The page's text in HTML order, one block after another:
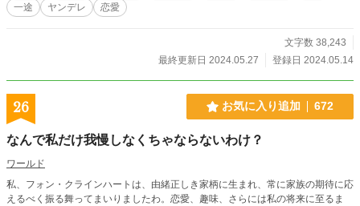
一途
ヤンデレ 恋愛
文字数 38,243
最終更新日 2024.05.27
登録日 2024.05.14
26 お気に入り追加 672
なんで私だけ我慢しなくちゃならないわけ？
ワールド
私、フォン・クラインハートは、由緒正しき家柄に生まれ、常に家族の期待に応
えるべく振る舞ってまいりましたわ。恋愛、趣味、さらには私の将来に至るま